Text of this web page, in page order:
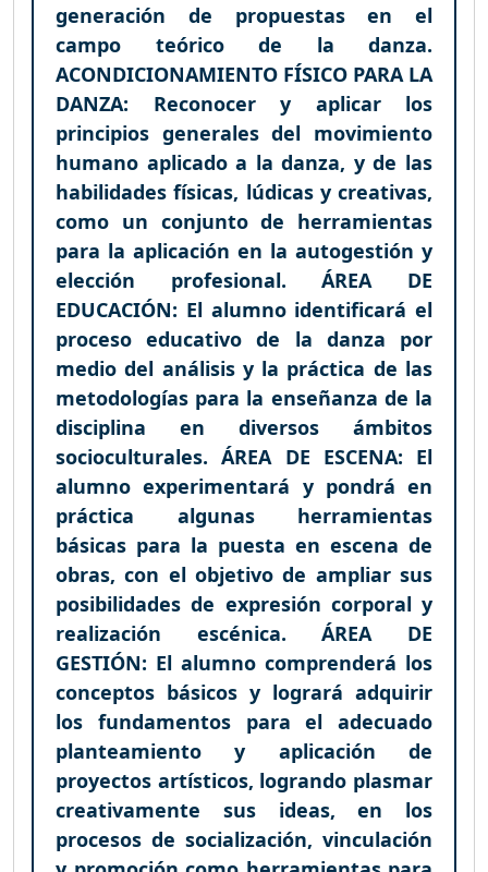
generación de propuestas en el
campo teórico de la danza.
ACONDICIONAMIENTO FÍSICO PARA LA
DANZA: Reconocer y aplicar los
principios generales del movimiento
humano aplicado a la danza, y de las
habilidades físicas, lúdicas y creativas,
como un conjunto de herramientas
para la aplicación en la autogestión y
elección profesional. ÁREA DE
EDUCACIÓN: El alumno identificará el
proceso educativo de la danza por
medio del análisis y la práctica de las
metodologías para la enseñanza de la
disciplina en diversos ámbitos
socioculturales. ÁREA DE ESCENA: El
alumno experimentará y pondrá en
práctica algunas herramientas
básicas para la puesta en escena de
obras, con el objetivo de ampliar sus
posibilidades de expresión corporal y
realización escénica. ÁREA DE
GESTIÓN: El alumno comprenderá los
conceptos básicos y logrará adquirir
los fundamentos para el adecuado
planteamiento y aplicación de
proyectos artísticos, logrando plasmar
creativamente sus ideas, en los
procesos de socialización, vinculación